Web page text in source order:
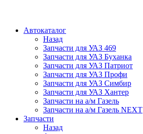
Автокаталог
Назад
Запчасти для УАЗ 469
Запчасти для УАЗ Буханка
Запчасти для УАЗ Патриот
Запчасти для УАЗ Профи
Запчасти для УАЗ Симбир
Запчасти для УАЗ Хантер
Запчасти на а/м Газель
Запчасти на а/м Газель NEXT
Запчасти
Назад